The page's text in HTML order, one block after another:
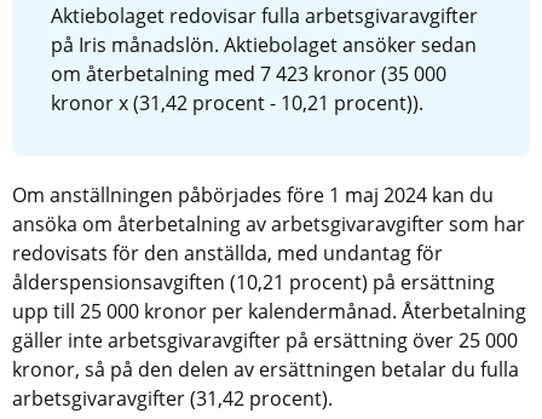
Aktiebolaget redovisar fulla arbetsgivaravgifter
på Iris månadslön. Aktiebolaget ansöker sedan
om återbetalning med 7 423 kronor (35 000
kronor x (31,42 procent - 10,21 procent)).
Om anställningen påbörjades före 1 maj 2024 kan du
ansöka om återbetalning av arbetsgivaravgifter som har
redovisats för den anställda, med undantag för
ålderspensionsavgiften (10,21 procent) på ersättning
upp till 25 000 kronor per kalendermånad. Återbetalning
gäller inte arbetsgivaravgifter på ersättning över 25 000
kronor, så på den delen av ersättningen betalar du fulla
arbetsgivaravgifter (31,42 procent).